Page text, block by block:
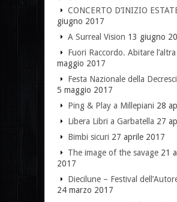
CONCERTO D’INIZIO
giugno 2017
A Surreal Vision 13 giugno
Fuori Raccordo. Abitare
maggio 2017
Festa Nazionale della
5 maggio 2017
Ping & Play a Millepiani 28
Libera Libri a Garbatella 27
Bimbi sicuri 27 aprile 2017
The image of the savage 21
2017
Diecilune – Festival
24 marzo 2017